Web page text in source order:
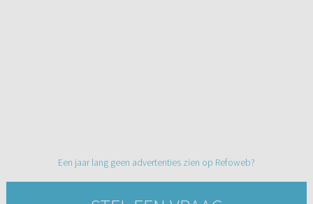
Een jaar lang geen advertenties zien op Refoweb?